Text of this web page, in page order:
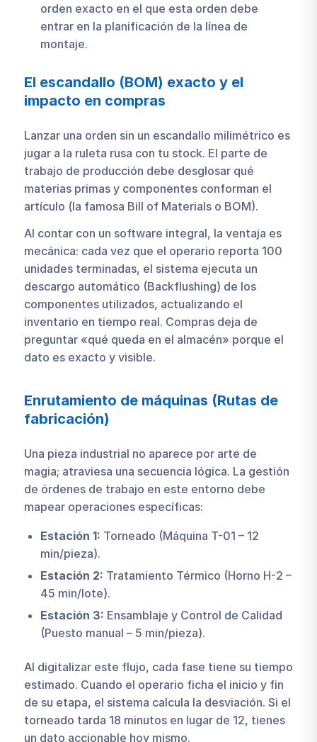
orden exacto en el que esta orden debe
entrar en la planificación de la línea de
montaje.
El escandallo (BOM) exacto y el
impacto en compras
Lanzar una orden sin un escandallo milimétrico es
jugar a la ruleta rusa con tu stock. El parte de
trabajo de producción debe desglosar qué
materias primas y componentes conforman el
artículo (la famosa Bill of Materials o BOM).
Al contar con un software integral, la ventaja es
mecánica: cada vez que el operario reporta 100
unidades terminadas, el sistema ejecuta un
descargo automático (Backflushing) de los
componentes utilizados, actualizando el
inventario en tiempo real. Compras deja de
preguntar «qué queda en el almacén» porque el
dato es exacto y visible.
Enrutamiento de máquinas (Rutas de
fabricación)
Una pieza industrial no aparece por arte de
magia; atraviesa una secuencia lógica. La gestión
de órdenes de trabajo en este entorno debe
mapear operaciones específicas:
Estación 1: Torneado (Máquina T-01 – 12
min/pieza).
Estación 2: Tratamiento Térmico (Horno H-2 –
45 min/lote).
Estación 3: Ensamblaje y Control de Calidad
(Puesto manual – 5 min/pieza).
Al digitalizar este flujo, cada fase tiene su tiempo
estimado. Cuando el operario ficha el inicio y fin
de su etapa, el sistema calcula la desviación. Si el
torneado tarda 18 minutos en lugar de 12, tienes
un dato accionable hoy mismo.